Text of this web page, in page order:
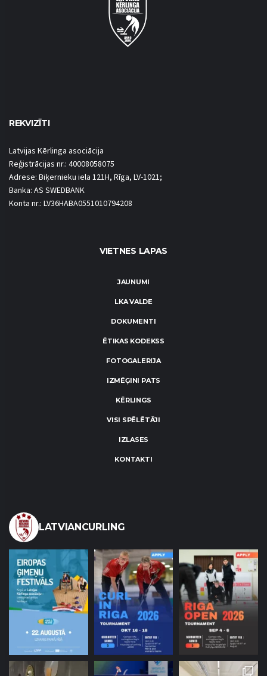
REKVIZĪTI
Latvijas Kērlinga asociācija
Reģistrācijas nr.: 40008058075
Adrese: Biķernieku iela 121H, Rīga, LV-1021;
Banka: AS SWEDBANK
Konta nr.: LV36HABA0551010794208
VIETNES LAPAS
JAUNUMI
LKA VALDE
DOKUMENTI
ĒTIKAS KODEKSS
FOTOGALERIJA
IZMĒĢINI PATS
KĒRLINGS
VISI SPĒLĒTĀJI
IZLASES
KONTAKTI
LATVIANCURLING